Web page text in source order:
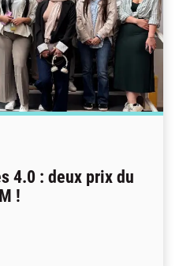
4.0 : deux prix du
!